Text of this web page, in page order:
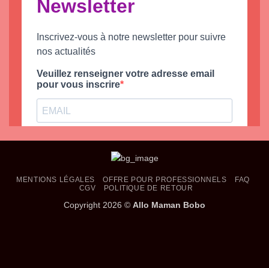
MENTIONS LÉGALES OFFRE POUR PROFESSIONNELS
FAQ
CGV
POLITIQUE DE RETOUR
Copyright 2026 © Allo Maman Bobo